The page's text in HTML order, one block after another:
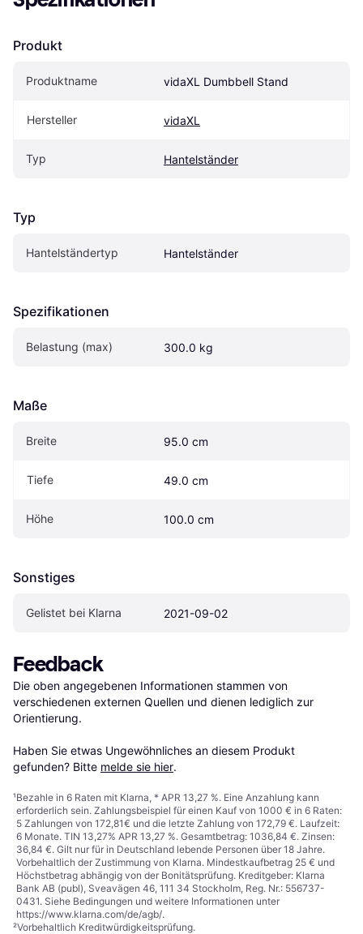
Produkt
Produktname vidaXL Dumbbell Stand
Hersteller vidaXL
Typ Hantelständer
Typ
Hantelständertyp Hantelständer
Spezifikationen
Belastung (max) 300.0 kg
Maße
Breite 95.0 cm
Tiefe 49.0 cm
Höhe 100.0 cm
Sonstiges
Gelistet bei Klarna 2021-09-02
Feedback
Die oben angegebenen Informationen stammen von
verschiedenen externen Quellen und dienen lediglich zur
Orientierung.
Haben Sie etwas Ungewöhnliches an diesem Produkt
gefunden? Bitte melde sie hier.
¹Bezahle in 6 Raten mit Klarna, * APR 13,27 %. Eine Anzahlung kann
erforderlich sein. Zahlungsbeispiel für einen Kauf von 1000 € in 6 Raten:
5 Zahlungen von 172,81€ und die letzte Zahlung von 172,79 €. Laufzeit:
6 Monate. TIN 13,27% APR 13,27 %. Gesamtbetrag: 1036,84 €. Zinsen:
36,84 €. Gilt nur für in Deutschland lebende Personen über 18 Jahre.
Vorbehaltlich der Zustimmung von Klarna. Mindestkaufbetrag 25 € und
Höchstbetrag abhängig von der Bonitätsprüfung. Kreditgeber: Klarna
Bank AB (publ), Sveavägen 46, 111 34 Stockholm, Reg. Nr.: 556737-
0431. Siehe Bedingungen und weitere Informationen unter
https://www.klarna.com/de/agb/.
²Vorbehaltlich Kreditwürdigkeitsprüfung.